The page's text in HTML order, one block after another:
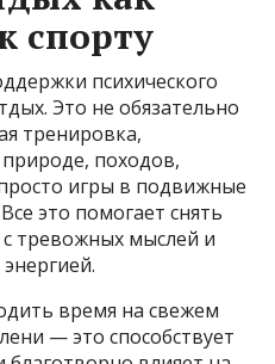
спорту
психического
Это не обязательно
тренировка,
походов,
игры в подвижные
это помогает снять
тревожных мыслей и
время на свежем
— это способствует